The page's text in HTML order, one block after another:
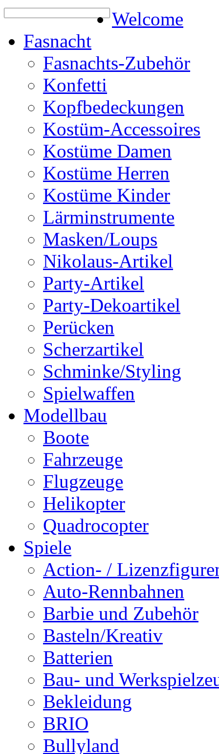
Welcome
Fasnacht
Fasnachts-Zubehör
Konfetti
Kopfbedeckungen
Kostüm-Accessoires
Kostüme Damen
Kostüme Herren
Kostüme Kinder
Lärminstrumente
Masken/Loups
Nikolaus-Artikel
Party-Artikel
Party-Dekoartikel
Perücken
Scherzartikel
Schminke/Styling
Spielwaffen
Modellbau
Boote
Fahrzeuge
Flugzeuge
Helikopter
Quadrocopter
Spiele
Action- /
Auto-Rennbahnen
Barbie und Zubehör
Basteln/Kreativ
Batterien
Bau- und
Bekleidung
BRIO
Bullyland